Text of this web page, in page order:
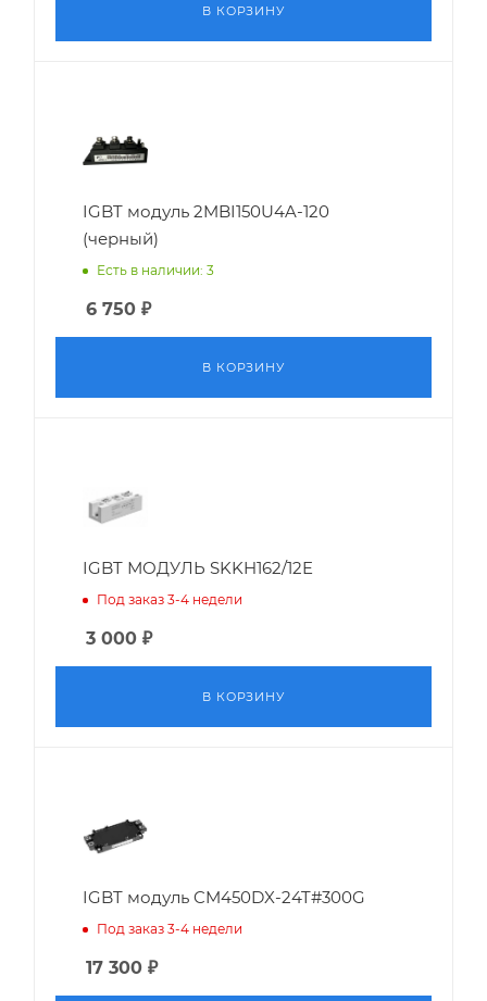
В КОРЗИНУ
IGBT модуль 2MBI150U4A-120
(черный)
Есть в наличии: 3
6 750 ₽
В КОРЗИНУ
IGBT МОДУЛЬ SKKH162/12E
Под заказ 3-4 недели
3 000 ₽
В КОРЗИНУ
IGBT модуль CM450DX-24T#300G
Под заказ 3-4 недели
17 300 ₽